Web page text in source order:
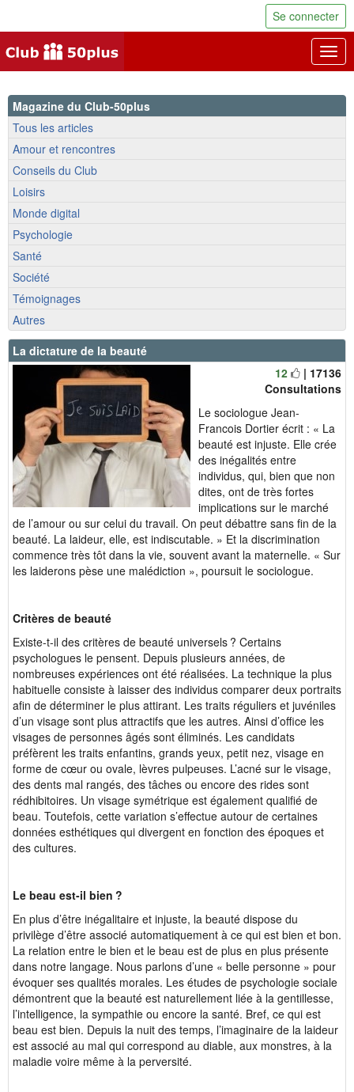
Se connecter
Magazine du Club-50plus
Tous les articles
Amour et rencontres
Conseils du Club
Loisirs
Monde digital
Psychologie
Santé
Société
Témoignages
Autres
La dictature de la beauté
12
| 17136
Consultations
Le sociologue Jean-
Francois Dortier écrit : « La
beauté est injuste. Elle crée
des inégalités entre
individus, qui, bien que non
dites, ont de très fortes
implications sur le marché
de l’amour ou sur celui du travail. On peut débattre sans fin de la
beauté. La laideur, elle, est indiscutable. » Et la discrimination
commence très tôt dans la vie, souvent avant la maternelle. « Sur
les laiderons pèse une malédiction », poursuit le sociologue.
Critères de beauté
Existe-t-il des critères de beauté universels ? Certains
psychologues le pensent. Depuis plusieurs années, de
nombreuses expériences ont été réalisées. La technique la plus
habituelle consiste à laisser des individus comparer deux portraits
afin de déterminer le plus attirant. Les traits réguliers et juvéniles
d’un visage sont plus attractifs que les autres. Ainsi d’office les
visages de personnes âgés sont éliminés. Les candidats
préfèrent les traits enfantins, grands yeux, petit nez, visage en
forme de cœur ou ovale, lèvres pulpeuses. L’acné sur le visage,
des dents mal rangés, des tâches ou encore des rides sont
rédhibitoires. Un visage symétrique est également qualifié de
beau. Toutefois, cette variation s’effectue autour de certaines
données esthétiques qui divergent en fonction des époques et
des cultures.
Le beau est-il bien ?
En plus d’être inégalitaire et injuste, la beauté dispose du
privilège d’être associé automatiquement à ce qui est bien et bon.
La relation entre le bien et le beau est de plus en plus présente
dans notre langage. Nous parlons d’une « belle personne » pour
évoquer ses qualités morales. Les études de psychologie sociale
démontrent que la beauté est naturellement liée à la gentillesse,
l’intelligence, la sympathie ou encore la santé. Bref, ce qui est
beau est bien. Depuis la nuit des temps, l’imaginaire de la laideur
est associé au mal qui correspond au diable, aux monstres, à la
maladie voire même à la perversité.